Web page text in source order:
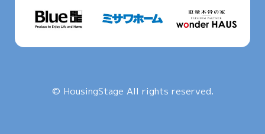
© HousingStage All rights reserved.